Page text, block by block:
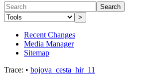
Search
>
Recent Changes
Media Manager
Sitemap
Trace: • bojova_cesta_hir_11